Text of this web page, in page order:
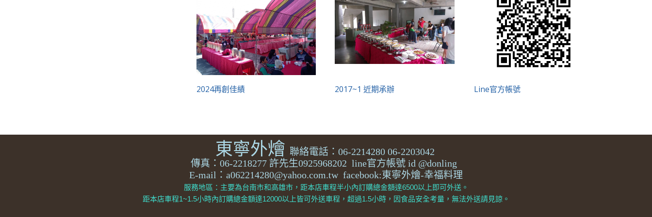
2024再創佳績 2017~1 近期承辦 Line官方帳號
東寧外燴 聯絡電話：06-2214280 06-2203042
傳真：06-2218277 許先生0925968202 line官方帳號 id @donling
E-mail：a062214280@yahoo.com.tw facebook:東寧外燴-幸福料理
服務地區：主要為台南市和高雄市，距本店車程半小內訂購總金額達6500以上即可外送。
距本店車程1~1.5小時內訂購總金額達12000以上皆可外送車程，超過1.5小時，因食品安全考量，無法外送請見諒。